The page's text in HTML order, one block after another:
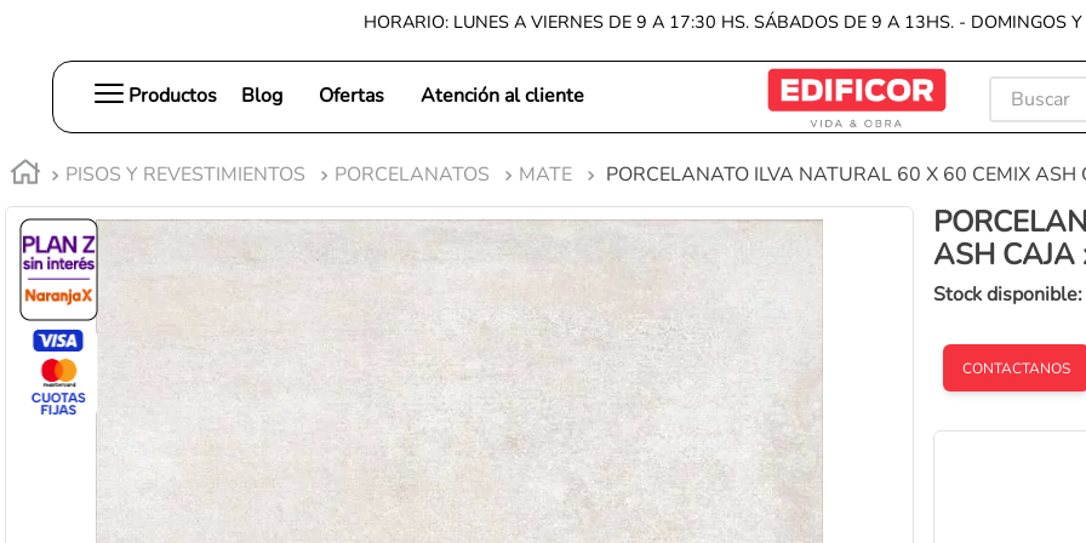
HORARIO: LUNES A VIERNES DE 9 A 17:30 HS. SÁBADOS DE 9 A 13HS. - DOMINGOS Y
Productos Blog Ofertas Atención al cliente Buscar
1.
2.
3.
6.
PISOS Y REVESTIMIENTOS PORCELANATOS MATE PORCELANATO ILVA NATURAL 60 X 60 CEMIX ASH
ASH CAJA
Stock
CONTACTANOS